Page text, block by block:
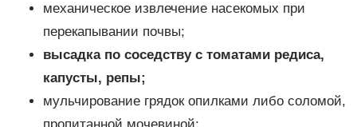
механическое извлечение насекомых при
перекапывании почвы;
высадка по соседству с томатами редиса,
капусты, репы;
мульчирование грядок опилками либо соломой,